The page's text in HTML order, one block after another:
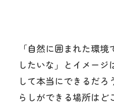
「自然に囲まれた環
したいな」とイメージ
して本当にできるだ
らしができる場所はど